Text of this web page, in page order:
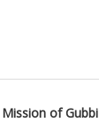
of Gubbi